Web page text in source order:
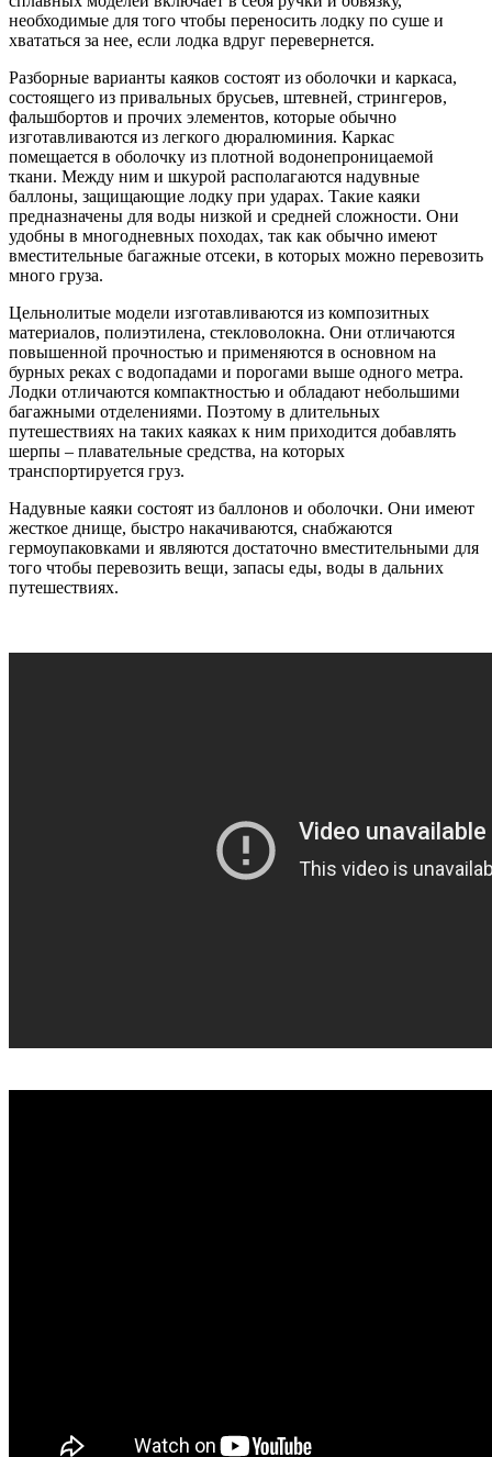
необходимые для того чтобы переносить лодку по суше и
хвататься за нее, если лодка вдруг перевернется.
Разборные варианты каяков состоят из оболочки и каркаса,
состоящего из привальных брусьев, штевней, стрингеров,
фальшбортов и прочих элементов, которые обычно
изготавливаются из легкого дюралюминия. Каркас
помещается в оболочку из плотной водонепроницаемой
ткани. Между ним и шкурой располагаются надувные
баллоны, защищающие лодку при ударах. Такие каяки
предназначены для воды низкой и средней сложности. Они
удобны в многодневных походах, так как обычно имеют
вместительные багажные отсеки, в которых можно перевозить
много груза.
Цельнолитые модели изготавливаются из композитных
материалов, полиэтилена, стекловолокна. Они отличаются
повышенной прочностью и применяются в основном на
бурных реках с водопадами и порогами выше одного метра.
Лодки отличаются компактностью и обладают небольшими
багажными отделениями. Поэтому в длительных
путешествиях на таких каяках к ним приходится добавлять
шерпы – плавательные средства, на которых
транспортируется груз.
Надувные каяки состоят из баллонов и оболочки. Они имеют
жесткое днище, быстро накачиваются, снабжаются
гермоупаковками и являются достаточно вместительными для
того чтобы перевозить вещи, запасы еды, воды в дальних
путешествиях.